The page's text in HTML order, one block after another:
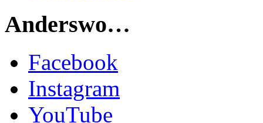
Anderswo…
Facebook
Instagram
YouTube